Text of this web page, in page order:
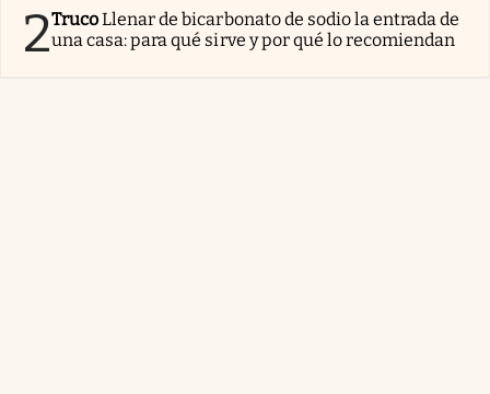
2TrucoLlenar de bicarbonato de sodio la entrada de
una casa: para qué sirve y por qué lo recomiendan